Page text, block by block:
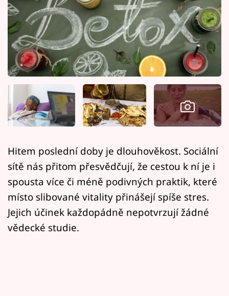
Horoskopy
Sledujte prima+
Filmový festival Karlovy Vary
Pořady
Mámy sobě
Sledujte nás
Hitem poslední doby je dlouhověkost. Sociální
sítě nás přitom přesvědčují, že cestou k ní je i
spousta více či méně podivných praktik, které
místo slibované vitality přinášejí spíše stres.
Jejich účinek každopádně nepotvrzují žádné
vědecké studie.